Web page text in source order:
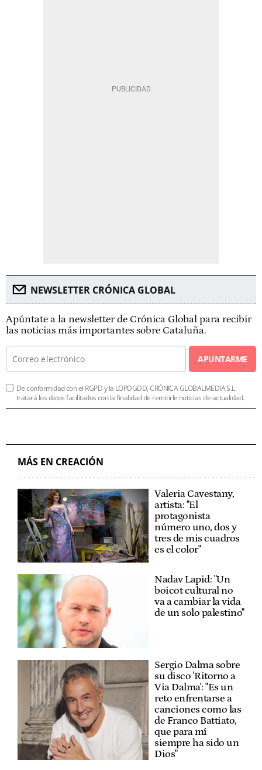
NEWSLETTER CRÓNICA GLOBAL
Apúntate a la newsletter de Crónica Global para recibir
las noticias más importantes sobre Cataluña.
APUNTARME
De conformidad con el RGPD y la LOPDGDD, CRÓNICA GLOBALMEDIA S.L.
tratará los datos facilitados con la finalidad de remitirle noticias de actualidad.
MÁS EN CREACIÓN
Valeria Cavestany,
artista: "El
protagonista
número uno, dos y
tres de mis cuadros
es el color"
Nadav Lapid: "Un
boicot cultural no
va a cambiar la vida
de un solo palestino"
Sergio Dalma sobre
su disco 'Ritorno a
Via Dalma': "Es un
reto enfrentarse a
canciones como las
de Franco Battiato,
que para mí
siempre ha sido un
Dios"